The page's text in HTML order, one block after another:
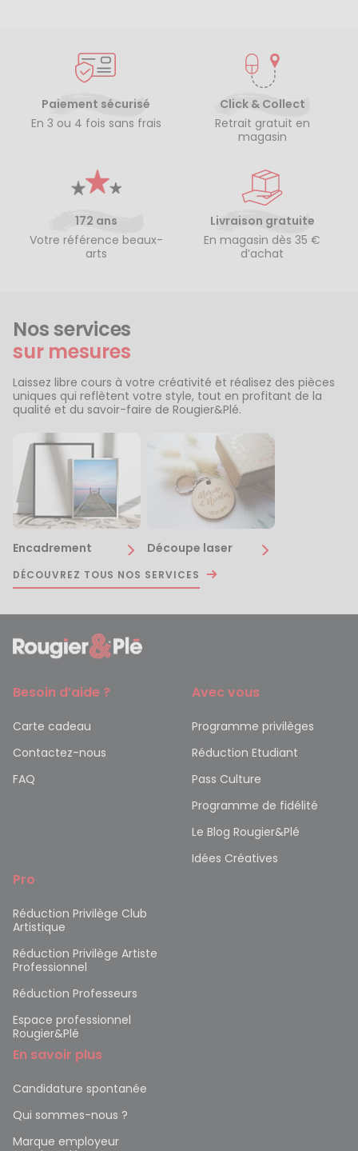
Paiement sécurisé
En 3 ou 4 fois sans frais
Click & Collect
Retrait gratuit en
magasin
172 ans
Votre référence beaux-
arts
Livraison gratuite
En magasin dès 35 €
d’achat
Nos services
sur mesures
Laissez libre cours à votre créativité et réalisez des pièces
uniques qui reflètent votre style, tout en profitant de la
qualité et du savoir-faire de Rougier&Plé.
Encadrement Découpe laser
DÉCOUVREZ TOUS NOS SERVICES
Besoin d’aide ?
Carte cadeau
Contactez-nous
FAQ
Avec vous
Programme privilèges
Réduction Etudiant
Pass Culture
Programme de fidélité
Le Blog Rougier&Plé
Idées Créatives
Pro
Réduction Privilège Club
Artistique
Réduction Privilège Artiste
Professionnel
Réduction Professeurs
Espace professionnel
Rougier&Plé
En savoir plus
Candidature spontanée
Qui sommes-nous ?
Marque employeur